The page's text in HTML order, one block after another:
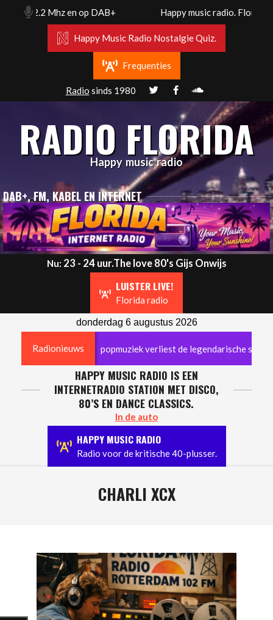
102.2 Mhz en op DAB+ Happy music radio. Florida
Happy Music Radio Nostalgie Quiz.
Frequenties
Radio sinds 1980
RADIO FLORIDA
Happy music radio
DAB+, FM, KABEL EN INTERNET
Nu: 23 - 24 uur.The love 80's Gijs Onwijs
LUISTER LIVE!
Florida radio
donderdag 6 augustus 2026
Radionieuws
Nederlandse popmuziek verliest de legendarische stem van
HAPPY MUSIC RADIO IS EEN
INTERNETRADIO STATION MET DISCO,
80’S EN DANCE CLASSICS.
In de auto
HAPPY MUSIC RADIO
Radio voor de kritische 40-plusser.
CHARLI XCX